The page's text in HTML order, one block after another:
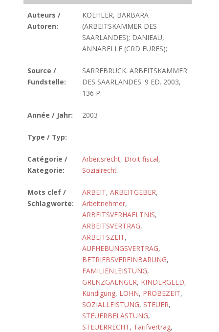
Auteurs /
Autoren:
KOEHLER, BARBARA
(ARBEITSKAMMER DES
SAARLANDES); DANIEAU,
ANNABELLE (CRD EURES);
Source /
Fundstelle:
SARREBRUCK. ARBEITSKAMMER
DES SAARLANDES. 9 ED. 2003,
136 P.
Année / Jahr: 2003
Type / Typ:
Catégorie /
Kategorie:
Arbeitsrecht, Droit fiscal,
Sozialrecht
Mots clef /
Schlagworte:
ARBEIT, ARBEITGEBER,
Arbeitnehmer,
ARBEITSVERHAELTNIS,
ARBEITSVERTRAG,
ARBEITSZEIT,
AUFHEBUNGSVERTRAG,
BETRIEBSVEREINBARUNG,
FAMILIENLEISTUNG,
GRENZGAENGER, KINDERGELD,
Kündigung, LOHN, PROBEZEIT,
SOZIALLEISTUNG, STEUER,
STEUERBELASTUNG,
STEUERRECHT, Tarifvertrag,